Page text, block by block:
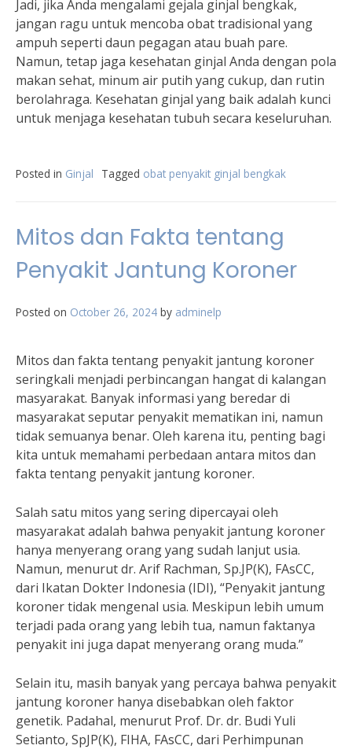
Jadi, jika Anda mengalami gejala ginjal bengkak,
jangan ragu untuk mencoba obat tradisional yang
ampuh seperti daun pegagan atau buah pare.
Namun, tetap jaga kesehatan ginjal Anda dengan pola
makan sehat, minum air putih yang cukup, dan rutin
berolahraga. Kesehatan ginjal yang baik adalah kunci
untuk menjaga kesehatan tubuh secara keseluruhan.
Posted in Ginjal Tagged obat penyakit ginjal bengkak
Mitos dan Fakta tentang
Penyakit Jantung Koroner
Posted on October 26, 2024 by adminelp
Mitos dan fakta tentang penyakit jantung koroner
seringkali menjadi perbincangan hangat di kalangan
masyarakat. Banyak informasi yang beredar di
masyarakat seputar penyakit mematikan ini, namun
tidak semuanya benar. Oleh karena itu, penting bagi
kita untuk memahami perbedaan antara mitos dan
fakta tentang penyakit jantung koroner.
Salah satu mitos yang sering dipercayai oleh
masyarakat adalah bahwa penyakit jantung koroner
hanya menyerang orang yang sudah lanjut usia.
Namun, menurut dr. Arif Rachman, Sp.JP(K), FAsCC,
dari Ikatan Dokter Indonesia (IDI), “Penyakit jantung
koroner tidak mengenal usia. Meskipun lebih umum
terjadi pada orang yang lebih tua, namun faktanya
penyakit ini juga dapat menyerang orang muda.”
Selain itu, masih banyak yang percaya bahwa penyakit
jantung koroner hanya disebabkan oleh faktor
genetik. Padahal, menurut Prof. Dr. dr. Budi Yuli
Setianto, SpJP(K), FIHA, FAsCC, dari Perhimpunan